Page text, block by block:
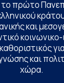
πρώτο
και
κοινωνικο-
και
χώρα.